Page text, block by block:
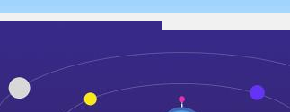
习近平：深入分析推进碳达峰碳中和工作面临的
发布时间：2022-01-27 来源： 作者